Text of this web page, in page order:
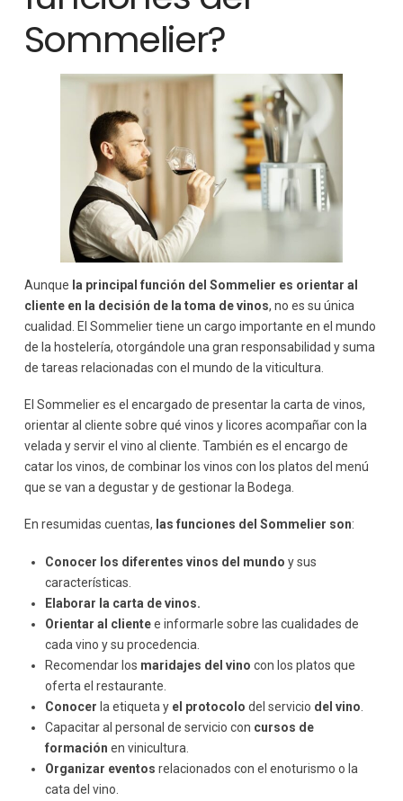
Sommelier?
Aunque la principal función del Sommelier es orientar al
cliente en la decisión de la toma de vinos, no es su única
cualidad. El Sommelier tiene un cargo importante en el mundo
de la hostelería, otorgándole una gran responsabilidad y suma
de tareas relacionadas con el mundo de la viticultura.
El Sommelier es el encargado de presentar la carta de vinos,
orientar al cliente sobre qué vinos y licores acompañar con la
velada y servir el vino al cliente. También es el encargo de
catar los vinos, de combinar los vinos con los platos del menú
que se van a degustar y de gestionar la Bodega.
En resumidas cuentas, las funciones del Sommelier son:
Conocer los diferentes vinos del mundoy sus
características.
Elaborar la carta de vinos.
Orientar al clientee informarle sobre las cualidades de
cada vino y su procedencia.
Recomendar los maridajes del vino con los platos que
oferta el restaurante.
Conocer la etiqueta y el protocolo del servicio del vino
Capacitar al personal de servicio con cursos de
formación en vinicultura.
Organizar eventos relacionados con el enoturismo o la
cata del vino.